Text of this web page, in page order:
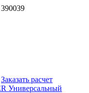
Заказать расчет
Универсальный